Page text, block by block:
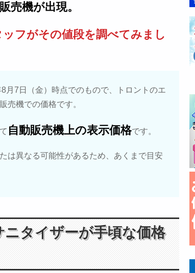
売機が出現。
フがその値段を調べてみまし
月7日（金）時点でのもので、トロントのエ
売機での価格です。
自動販売機上の表示価格です。
は異なる可能性があるため、あくまで目安
タイザーが手頃な価格